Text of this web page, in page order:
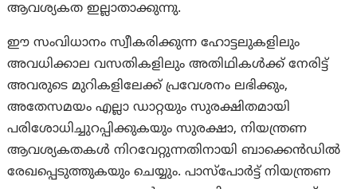
ആവശ്യകത ഇല്ലാതാക്കുന്നു.
ഈ സംവിധാനം സ്വീകരിക്കുന്ന ഹോട്ടലുകളിലും
അവധിക്കാല വസതികളിലും അതിഥികൾക്ക് നേരിട്ട്
അവരുടെ മുറികളിലേക്ക് പ്രവേശനം ലഭിക്കും,
അതേസമയം എല്ലാ ഡാറ്റയും സുരക്ഷിതമായി
പരിശോധിച്ചുറപ്പിക്കുകയും സുരക്ഷാ, നിയന്ത്രണ
ആവശ്യകതകൾ നിറവേറ്റുന്നതിനായി ബാക്കെൻഡിൽ
രേഖപ്പെടുത്തുകയും ചെയ്യും. പാസ്‌പോർട്ട് നിയന്ത്രണ